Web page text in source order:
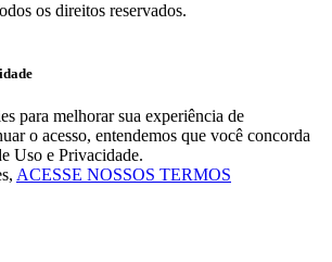
os direitos reservados.
para melhorar sua experiência de
o acesso, entendemos que você concorda
Uso e Privacidade.
ACESSE NOSSOS TERMOS